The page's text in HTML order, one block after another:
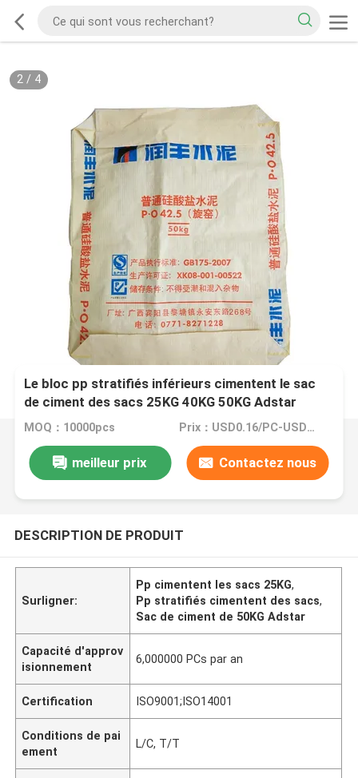
2/ 4
Le bloc pp stratifiés inférieurs cimentent le sac
de ciment des sacs 25KG 40KG 50KG Adstar
MOQ：10000pcs Prix：USD0.16/PC-USD0.20/PC
meilleur prix Contactez nous
DESCRIPTION DE PRODUIT
Surligner:
Pp cimentent les sacs 25KG,
Pp stratifiés cimentent des sacs,
Sac de ciment de 50KG Adstar
Capacité d'approv
isionnement
6,000000 PCs par an
Certification ISO9001;ISO14001
Conditions de pai
ement
L/C, T/T